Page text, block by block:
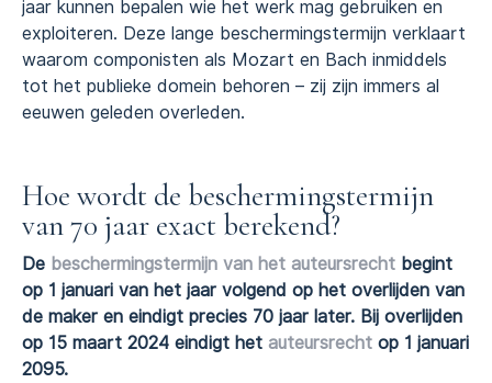
jaar kunnen bepalen wie het werk mag gebruiken en
exploiteren. Deze lange beschermingstermijn verklaart
waarom componisten als Mozart en Bach inmiddels
tot het publieke domein behoren – zij zijn immers al
eeuwen geleden overleden.
Hoe wordt de beschermingstermijn
van 70 jaar exact berekend?
De beschermingstermijn van het auteursrecht begint
op 1 januari van het jaar volgend op het overlijden van
de maker en eindigt precies 70 jaar later. Bij overlijden
op 15 maart 2024 eindigt het auteursrecht op 1 januari
2095.